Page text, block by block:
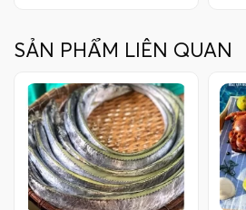
SẢN PHẨM LIÊN QUAN